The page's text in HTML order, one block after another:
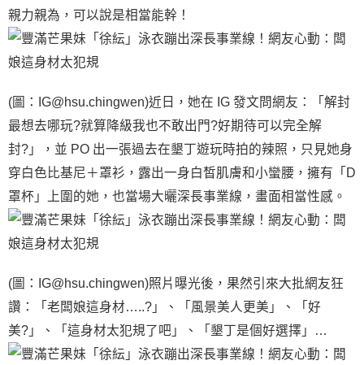
親力親為，可以說是相當能幹！
(圖：IG@hsu.chingwen)近日，她在 IG 發文問網友：「解封
最想去哪玩?就算降級我也不敢出門?好期待可以完全解
封?」，並 PO 出一張過去在墾丁遊玩時拍的辣照，只見她身
穿白色比基尼＋罩衫，露出一身白皙肌膚和小蠻腰，擁有「D
罩杯」上圍的她，也當場大曬深長事業線，畫面相當性感。
(圖：IG@hsu.chingwen)照片曝光後，果然引來大批網友狂
讚：「老闆娘這身材…..?」、「風景美人更美」、「好
美?」、「這身材太犯規了吧」、「墾丁是個好選擇」…